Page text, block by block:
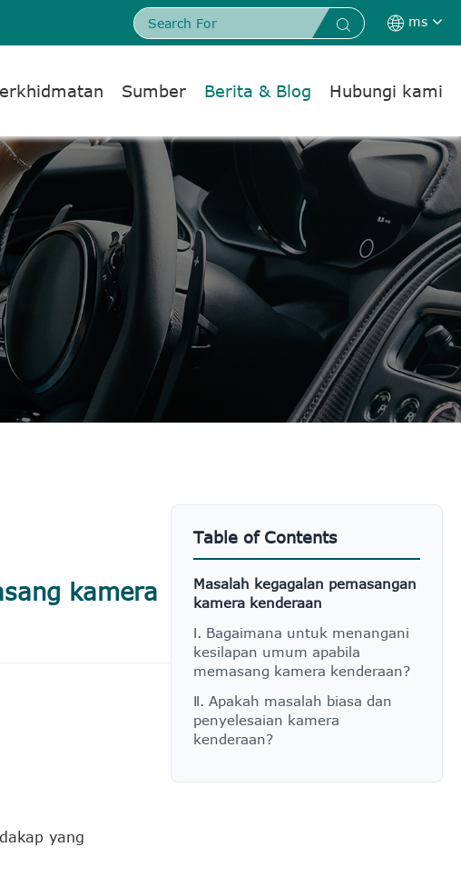
  ms
Sumber Berita & Blog Hubungi kami
kamera
yang
Table of Contents
Masalah kegagalan pemasangan
kamera kenderaan
Ⅰ. Bagaimana untuk menangani
kesilapan umum apabila
memasang kamera kenderaan?
Ⅱ. Apakah masalah biasa dan
penyelesaian kamera
kenderaan?